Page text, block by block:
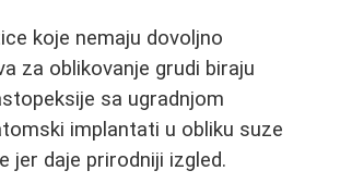
koje nemaju dovoljno
za oblikovanje grudi biraju
sa ugradnjom
implantati u obliku suze
jer daje prirodniji izgled.